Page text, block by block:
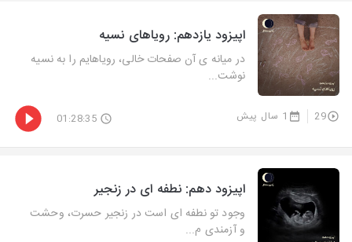
اپیزود یازدهم: رویاهای نسیه
در میانه ی آن صفحات خالی، رویاهایم را به نسیه
نوشت...
29 1 سال پیش 01:28:35
اپیزود دهم: نطفه ای در زنجیر
وجود تو نطفه ای است در زنجیر حسرت، وحشت
و آزمندی م...